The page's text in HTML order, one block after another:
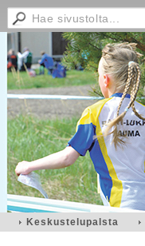
Keskustelupalsta